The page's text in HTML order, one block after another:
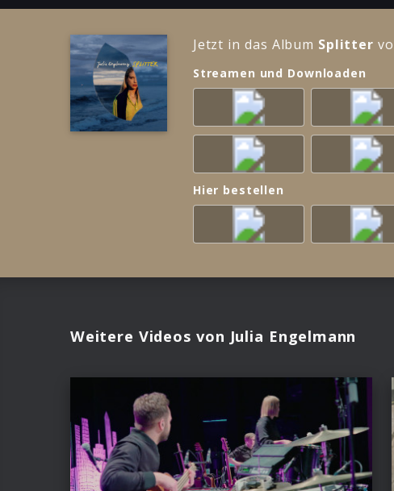
Jetzt in das Album Splitter
Streamen und Downloaden
Hier bestellen
Weitere Videos von Julia Engelmann